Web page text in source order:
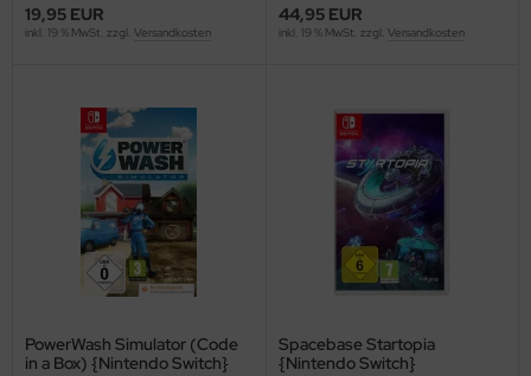
19,95 EUR
inkl. 19 % MwSt. zzgl. Versandkosten
44,95 EUR
inkl. 19 % MwSt. zzgl. Versandkosten
PowerWash Simulator (Code
in a Box) {Nintendo Switch}
Spacebase Startopia
{Nintendo Switch}